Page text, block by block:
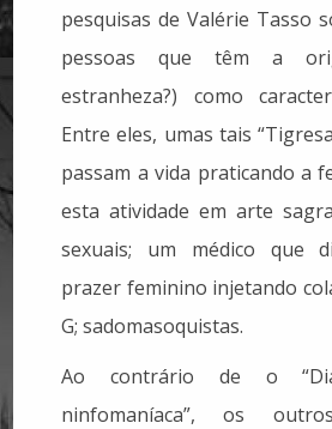
pesquisas de Valérie Tasso
pessoas que têm a
estranheza?) como
Entre eles, umas tais
passam a vida praticando a
esta atividade em arte
sexuais; um médico que
prazer feminino injetando
G; sadomasoquistas.
Ao contrário de o
ninfomaníaca”, os